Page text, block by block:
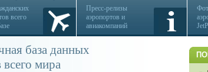
всего
Пресс-релизы
аэропортов и
авиакомпаний
база данных
мира